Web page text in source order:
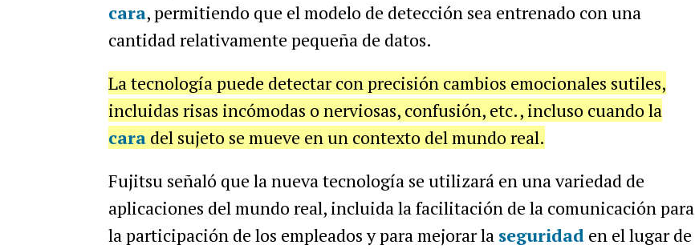
cara, permitiendo que el modelo de detección sea entrenado con una
cantidad relativamente pequeña de datos.
La tecnología puede detectar con precisión cambios emocionales sutiles,
incluidas risas incómodas o nerviosas, confusión, etc., incluso cuando la
caradel sujeto se mueve en un contexto del mundo real.
Fujitsu señaló que la nueva tecnología se utilizará en una variedad de
aplicaciones del mundo real, incluida la facilitación de la comunicación para
la participación de los empleados y para mejorar la seguridaden el lugar de